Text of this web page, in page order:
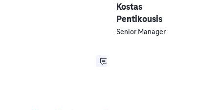
Kostas
Pentikousis
Senior Manager